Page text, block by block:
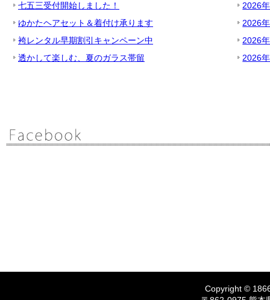
七五三受付開始しました！
ゆかたヘアセット＆着付け承ります
袴レンタル早期割引キャンペーン中
透かして楽しむ、夏のガラス帯留
2026
2026
2026
2026
Copyright ©